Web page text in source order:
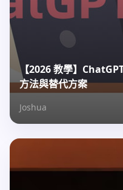
【2026 教學】
方法與替代方案
Joshua